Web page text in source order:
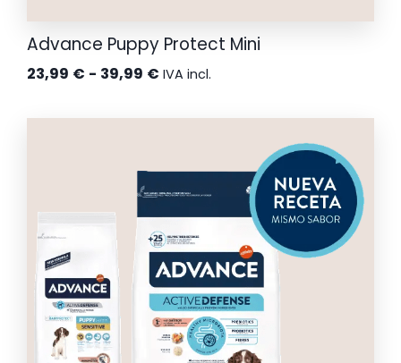
Advance Puppy Protect Mini
23,99 € - 39,99 € Rango
precios:
23,99 €
hasta
39,99 €
IVA incl.